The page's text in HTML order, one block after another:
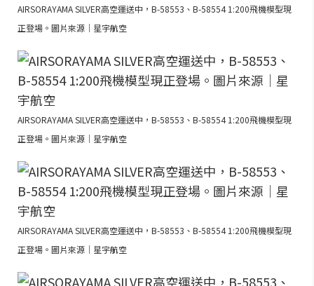
AIRSORAYAMA SILVER高空運送中，B-58553、B-58554 1:200飛機模型現
正登場。圖片來源｜星宇航空
AIRSORAYAMA SILVER高空運送中，B-58553、B-58554 1:200飛機模型現
正登場。圖片來源｜星宇航空
AIRSORAYAMA SILVER高空運送中，B-58553、B-58554 1:200飛機模型現
正登場。圖片來源｜星宇航空